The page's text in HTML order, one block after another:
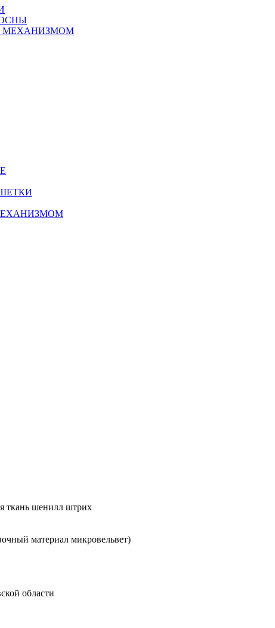
МЕХАНИЗМОМ
ткань шенилл штрих
материал микровельвет)
области